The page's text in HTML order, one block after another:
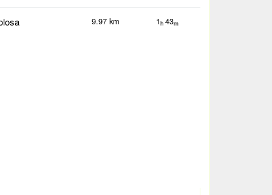
9.97 km 1h 43m